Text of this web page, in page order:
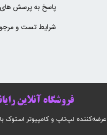
عرضه‌کننده لپ‌تاپ و کامپیوتر
فروشگاه آنلاین
پاسخ به پرسش
شرایط تست و